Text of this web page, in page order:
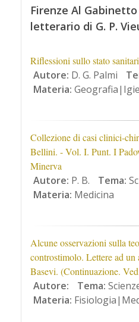
Firenze Al
letterario di G. P.
Riflessioni sullo stato
Autore: D. G. Palmi
Materia:
Collezione di casi clinici-
Bellini. - Vol. I. Punt. I
Minerva
Autore: P. B. Tema:
Materia: Medicina
Alcune osservazioni sulla
controstimolo. Lettere ad
Basevi. (Continuazione.
Autore: Tema:
Materia: